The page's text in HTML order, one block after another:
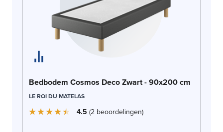
Bedbodem Cosmos Deco Zwart - 90x200 cm
LE ROI DU MATELAS
4.5 2 beoordelingen